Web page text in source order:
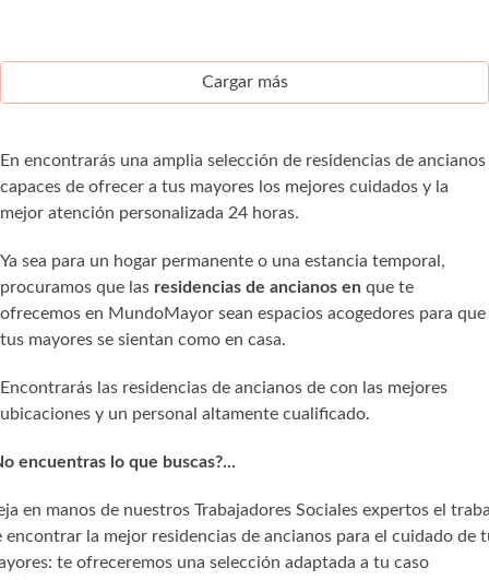
Cargar más
En encontrarás una amplia selección de residencias de ancianos
capaces de ofrecer a tus mayores los mejores cuidados y la
mejor atención personalizada 24 horas.
Ya sea para un hogar permanente o una estancia temporal,
procuramos que las residencias de ancianos en que te
ofrecemos en MundoMayor sean espacios acogedores para que
tus mayores se sientan como en casa.
Encontrarás las residencias de ancianos de con las mejores
ubicaciones y un personal altamente cualificado.
encuentras lo que buscas?...
en manos de nuestros Trabajadores Sociales expertos el
encontrar la mejor residencias de ancianos para el cuidado de
te ofreceremos una selección adaptada a tu caso